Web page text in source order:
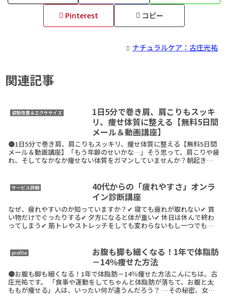
Pinterest コピー
ナチュラルケア：古庄光祐
関連記事
姿勢改善＆エクササイズ
1日5分で巻き肩、肩こりもスッキ
リ、痩せ体質に整える【無料5日間
メール＆動画講座】
●1日5分で巻き肩、肩こりもスッキリ、痩せ体質に整える【無料5日間
メール＆動画講座】「もう年齢のせいかな…」そう思って、肩こりや疲
れ、そしてなかなか痩せない体質をガマンしていませんか？朝起きた
サービス詳細
40代からの「疲れやすさ」オンラ
イン診断講座
なぜ、疲れやすいのか知っていますか？✔ 寝ても疲れが取れない✔ 買
い物だけでぐったりする✔ 夕方になると体が重い✔ 休日は休んで終わ
ってしまう✔ 筋トレやストレッチをしても変わらないもし一つでも当
profile
お腹も脚も細くなる！1年で体脂肪
－14％痩せた方法
●お腹も脚も細くなる！1年で体脂肪－14％痩せた方法こんにちは。古
庄光祐です。 「食事や運動をしてちゃんと体脂肪が落ちて、お腹と太
ももが痩せる」人は、いったい何が違うんだろう？ …その秘密、女性